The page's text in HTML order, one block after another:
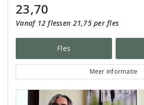
23,70
Vanaf 12 flessen 21,75 per fles
Fles
Meer informatie